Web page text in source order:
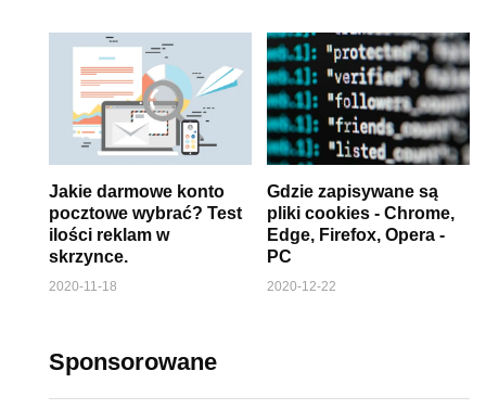
Jakie darmowe konto
pocztowe wybrać? Test
ilości reklam w
skrzynce.
2020-11-18
Gdzie zapisywane są
pliki cookies - Chrome,
Edge, Firefox, Opera -
PC
2020-12-22
Sponsorowane